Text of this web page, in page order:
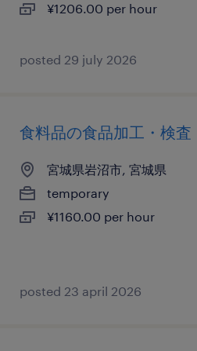
¥1206.00 per hour
posted 29 july 2026
食料品の食品加工・検査
宮城県岩沼市, 宮城県
temporary
¥1160.00 per hour
posted 23 april 2026